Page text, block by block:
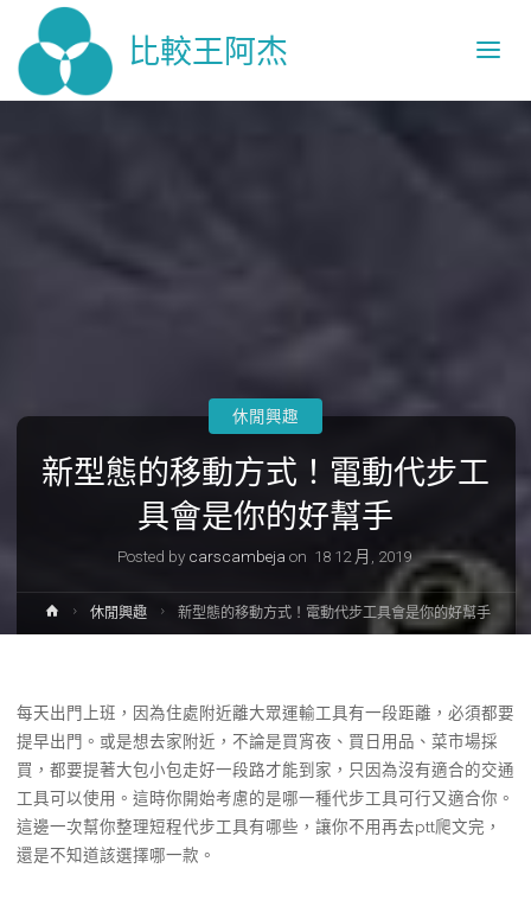
比較王阿杰
新型態的移動方式！電動代步工
具會是你的好幫手
Posted by carscambeja on 18 12 月, 2019
休閒興趣
休閒興趣 新型態的移動方式！電動代步工具會是你的好幫手
每天出門上班，因為住處附近離大眾運輸工具有一段距離，必須都要
提早出門。或是想去家附近，不論是買宵夜、買日用品、菜市場採
買，都要提著大包小包走好一段路才能到家，只因為沒有適合的交通
工具可以使用。這時你開始考慮的是哪一種代步工具可行又適合你。
這邊一次幫你整理短程代步工具有哪些，讓你不用再去ptt爬文完，
還是不知道該選擇哪一款。